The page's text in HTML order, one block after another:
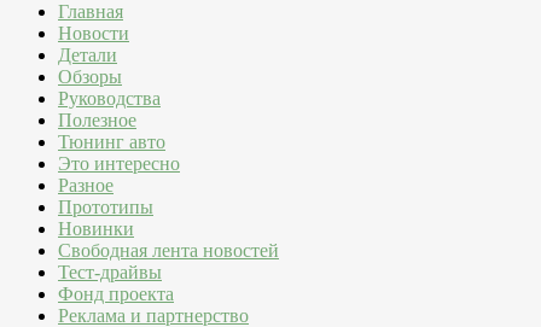
Главная
Новости
Детали
Обзоры
Руководства
Полезное
Тюнинг авто
Это интересно
Разное
Прототипы
Новинки
Свободная лента новостей
Тест-драйвы
Фонд проекта
Реклама и партнерство